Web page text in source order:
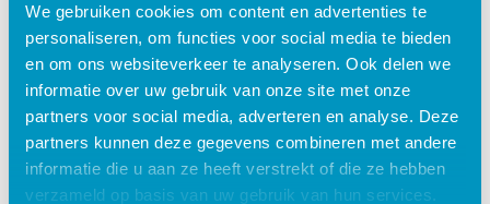
We gebruiken cookies om content en advertenties te
personaliseren, om functies voor social media te bieden
en om ons websiteverkeer te analyseren. Ook delen we
informatie over uw gebruik van onze site met onze
partners voor social media, adverteren en analyse. Deze
partners kunnen deze gegevens combineren met andere
informatie die u aan ze heeft verstrekt of die ze hebben
verzameld op basis van uw gebruik van hun services.
Flexibel – leer op je eigen manier en tempo
Praktijkgericht – ontwikkeld samen met
zorgprofessionals
Interactieve en aantrekkelijke leermethoden
24/7 toegang tot lesmateriaal
Accreditatiepunten worden automatisch